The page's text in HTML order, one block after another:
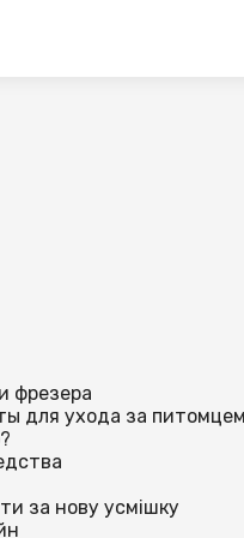
фрезера
ухода за
за нову усмішку